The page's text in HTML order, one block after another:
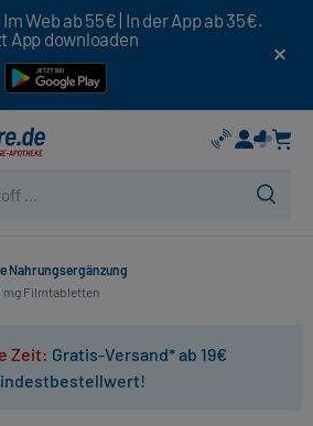
Web ab 55€ | In der App ab 35€.
App downloaden
Nahrungsergänzung
mg Filmtabletten
Zeit: Gratis-Versand* ab 19€